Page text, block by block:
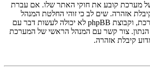
מערכת קובע את חוקי האתר שלו. אם עברת
אזהרה. שים לב כי זוהי החלטת המנהל
הראשי של המערכת, וקבוצת phpBB לא יכולה לעשות דבר עם
צור קשר עם המנהל הראשי של המערכת
קיבלת אזהרה.